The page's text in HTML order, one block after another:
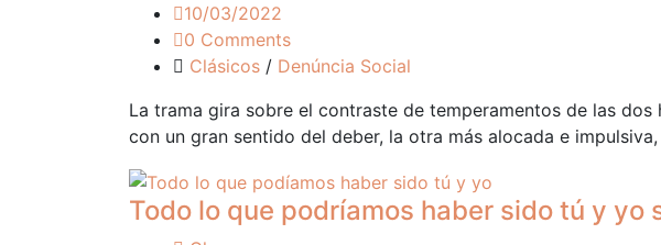
10/03/2022
0 Comments
Clásicos / Denúncia Social
La trama gira sobre el contraste de temperamentos de las dos
con un gran sentido del deber, la otra más alocada e
Todo lo que podríamos haber sido tú y yo